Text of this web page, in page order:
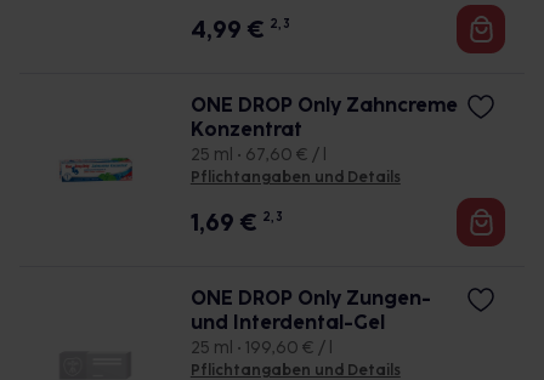
4,99 € 2, 3
ONE DROP Only Zahncreme
Konzentrat
25 ml • 67,60 € / l
Pflichtangaben und Details
1,69 € 2, 3
ONE DROP Only Zungen-
und Interdental-Gel
25 ml • 199,60 € / l
Pflichtangaben und Details